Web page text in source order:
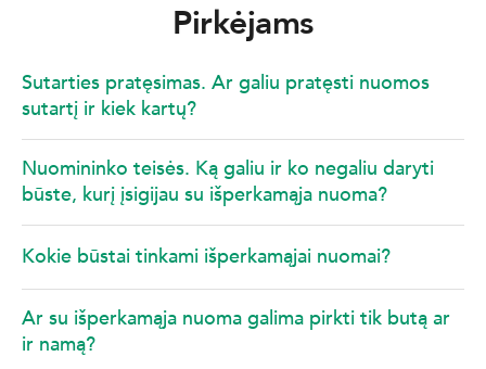
Pirkėjams
Sutarties pratęsimas. Ar galiu pratęsti nuomos
sutartį ir kiek kartų?
Nuomininko teisės. Ką galiu ir ko negaliu daryti
būste, kurį įsigijau su išperkamąja nuoma?
Kokie būstai tinkami išperkamąjai nuomai?
Ar su išperkamąja nuoma galima pirkti tik butą ar
ir namą?